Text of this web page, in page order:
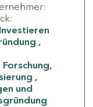
Investieren
Forschung,
und